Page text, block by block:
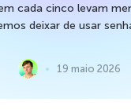
cada cinco levam
deixar de usar
19 maio 2026